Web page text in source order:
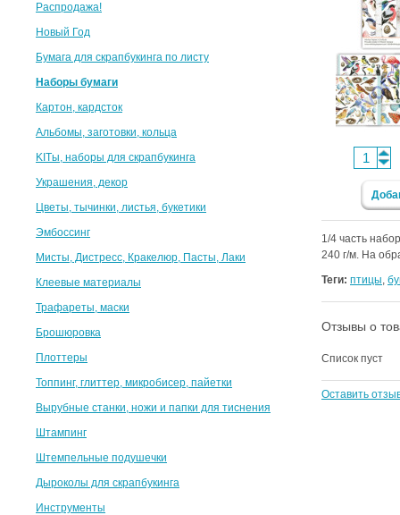
Распродажа!
Новый Год
Бумага для скрапбукинга по листу
Наборы бумаги
Картон, кардсток
Альбомы, заготовки, кольца
KITы, наборы для скрапбукинга
Украшения, декор
Цветы, тычинки, листья, букетики
Эмбоссинг
Мисты, Дистресс, Кракелюр, Пасты, Лаки
Клеевые материалы
Трафареты, маски
Брошюровка
Плоттеры
Топпинг, глиттер, микробисер, пайетки
Вырубные станки, ножи и папки для тиснения
Штампинг
Штемпельные подушечки
Дыроколы для скрапбукинга
Инструменты
1/4 часть
240 г/м. На
Теги: птицы,
Отзывы о
Список пуст
Оставить